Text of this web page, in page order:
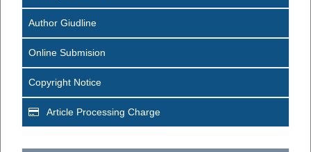
Author Giudline
Online Submision
Copyright Notice
Article Processing Charge